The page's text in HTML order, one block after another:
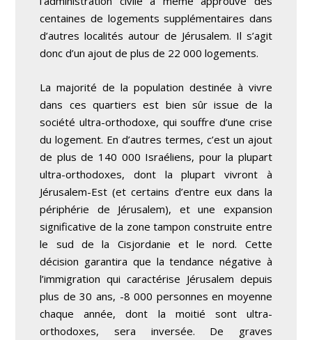
centaines de logements supplémentaires dans
d’autres localités autour de Jérusalem. Il s’agit
donc d’un ajout de plus de 22 000 logements.
La majorité de la population destinée à vivre
dans ces quartiers est bien sûr issue de la
société ultra-orthodoxe, qui souffre d’une crise
du logement. En d’autres termes, c’est un ajout
de plus de 140 000 Israéliens, pour la plupart
ultra-orthodoxes, dont la plupart vivront à
Jérusalem-Est (et certains d’entre eux dans la
périphérie de Jérusalem), et une expansion
significative de la zone tampon construite entre
le sud de la Cisjordanie et le nord. Cette
décision garantira que la tendance négative à
l’immigration qui caractérise Jérusalem depuis
plus de 30 ans, -8 000 personnes en moyenne
chaque année, dont la moitié sont ultra-
orthodoxes, sera inversée. De graves